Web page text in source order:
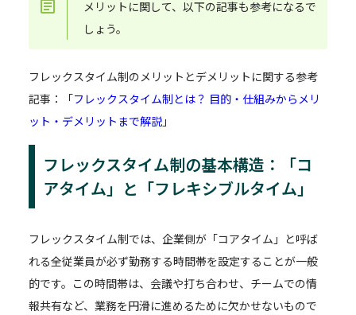
メリットに関して、以下の記事も参考になるで
しょう。
フレックスタイム制のメリットとデメリットに関する参考
記事：「フレックスタイム制とは？ 目的・仕組みからメリ
ット・デメリットまで解説 」
フレックスタイム制の基本構造：「コ
アタイム」と「フレキシブルタイム」
フレックスタイム制では、企業側が「コアタイム」と呼ば
れる全従業員が必ず勤務する時間帯を設定することが一般
的です。この時間帯は、会議や打ち合わせ、チームでの情
報共有など、業務を円滑に進めるために欠かせないもので